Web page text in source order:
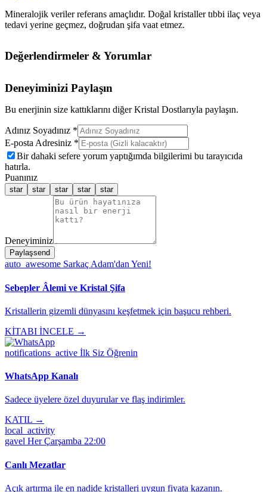
Mineralojik veriler referans amaçlıdır. Doğal kristaller tıbbi ilaç veya
tedavi yerine geçmez, doğrudan şifa vaat etmez.
Değerlendirmeler & Yorumlar
Deneyiminizi Paylaşın
Bu enerjinin size kattıklarını diğer Kristal Dostlarıyla paylaşın.
Adınız Soyadınız *
E-posta Adresiniz *
Bir dahaki sefere yorum yaptığımda bilgilerimi bu tarayıcıda
hatırla.
Puanınız
star star star star star
Deneyiminiz
Paylaşsend
auto_awesome Sarkaç Adam'dan Yeni!
Sebepler Âlemi ve Kristal Şifa
Kristallerin gizemli dünyasını keşfetmek için başucu rehberi.
KİTABI İNCELE →
notifications_active İlk Siz Öğrenin
WhatsApp Kanalı
Sadece üyelere özel duyurular ve flaş indirimler.
KATIL →
local_activity
gavel Her Çarşamba 22:00
Canlı Mezatlar
Açık artırma ile en nadide kristalleri uygun fiyata kazanın.